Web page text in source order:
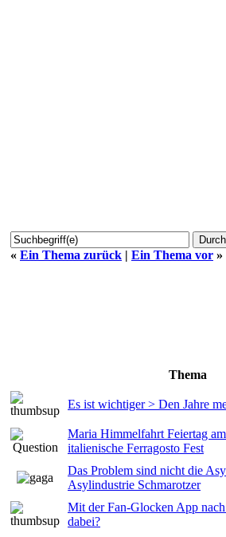
« Ein Thema zurück | Ein Thema vor »
Thema
Es ist wichtiger > Den Jahre
Maria Himmelfahrt Feiertag
italienische Ferragosto Fest
Das Problem sind nicht die
Asylindustrie Schmarotzer
Mit der Fan-Glocken App
dabei?